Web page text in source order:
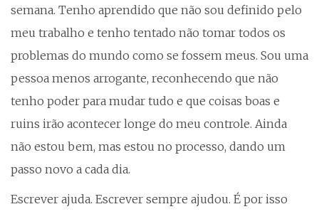
semana. Tenho aprendido que não sou definido pelo
meu trabalho e tenho tentado não tomar todos os
problemas do mundo como se fossem meus. Sou uma
pessoa menos arrogante, reconhecendo que não
tenho poder para mudar tudo e que coisas boas e
ruins irão acontecer longe do meu controle. Ainda
não estou bem, mas estou no processo, dando um
passo novo a cada dia.
Escrever ajuda. Escrever sempre ajudou. É por isso